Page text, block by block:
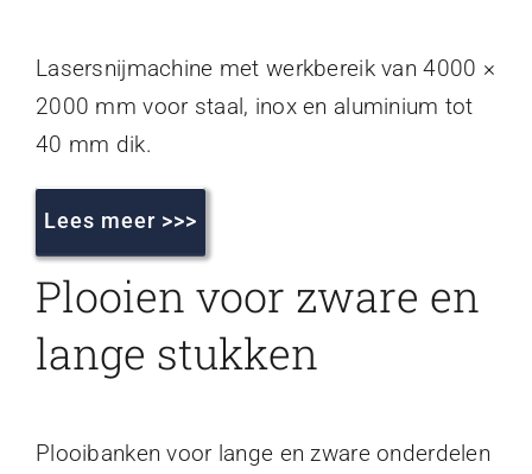
Lasersnijmachine met werkbereik van 4000 ×
2000 mm voor staal, inox en aluminium tot
40 mm dik.
Lees meer >>>
Plooien voor zware en
lange stukken
Plooibanken voor lange en zware onderdelen